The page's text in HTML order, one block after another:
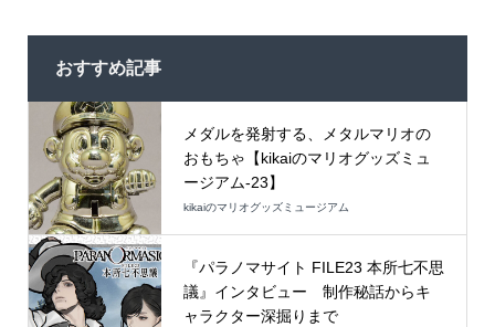
おすすめ記事
メダルを発射する、メタルマリオの
おもちゃ【kikaiのマリオグッズミュ
ージアム-23】
kikaiのマリオグッズミュージアム
『パラノマサイト FILE23 本所七不思
議』インタビュー 制作秘話からキ
ャラクター深掘りまで